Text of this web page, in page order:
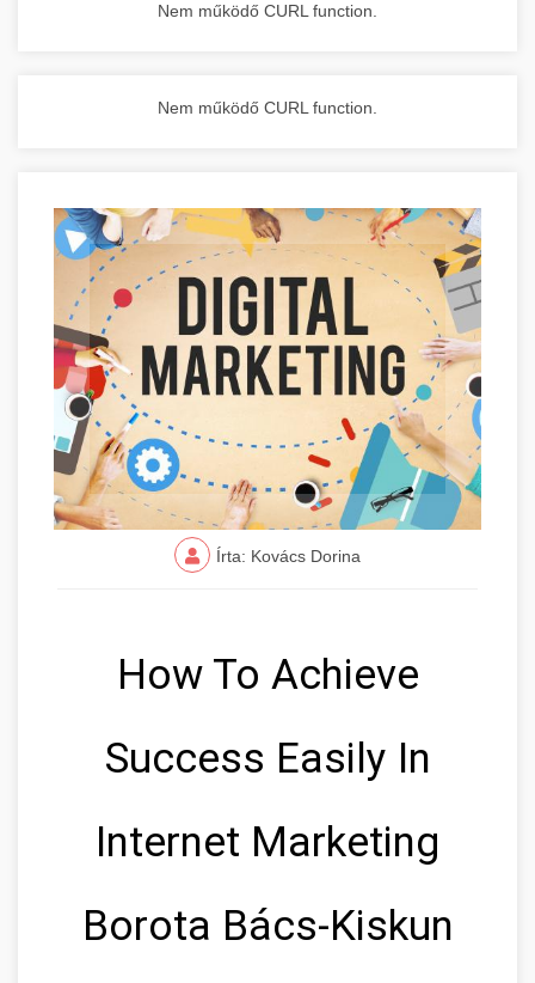
Nem működő CURL function.
Nem működő CURL function.
Írta: Kovács Dorina
How To Achieve
Success Easily In
Internet Marketing
Borota Bács-Kiskun